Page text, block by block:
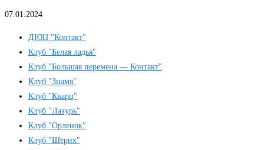
07.01.2024
ДЮЦ "Контакт"
Клуб "Белая ладья"
Клуб "Большая перемена — Контакт"
Клуб "Знамя"
Клуб "Кварц"
Клуб "Лазурь"
Клуб "Орленок"
Клуб "Штрих"